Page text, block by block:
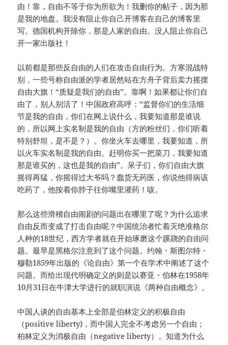
由！靠，自由不等于你为所欲为！我删你的帖子，因为那
是我的地盘。我没有阻止你自己开博客在自己的博客里
写。德国机构开除你，那是人家的自由。没人阻止你自己
开一家出版社！
以前都是那些反自由的人们在攻击自由行为。方寒混战特
别，一些号称自由派的学者居然站在方舟子背后卖力摇摆
自由大旗！“质疑是我们的自由”。靠啊！如果都让你们自
由了，别人别活了！中国政府高呼：“监督你们的生活细
节是我的自由，你们在网上说什么，我要知道那是谁说
的，所以网上实名制是我的自由（方的粉丝们，你们听着
特别舒坦，是不是？）。你坐火车去哪里，我要知道，所
以火车实名制是我的自由。赶明你买一把菜刀，我要知道
那是谁买的，这也是我的自由”。呆子们，你们自由大旗
摇得再猛，你摇得过大爷吗？蠢货无药医，你说他得病该
吃药了，他按着你脖子往你嘴里灌药！咳。
那么这些滑稽自由闹剧的问题出在哪里了呢？为什么追求
自由反而变成了打击自由呢？中国统治者忙着灭绝准格尔
人种的18世纪，西方学者就在开始琢磨这个蹊跷的自由问
题。最早是黑格尔注意到了这个问题。约翰・斯图尔特・
穆勒1859年出版的《论自由》第一个在学术中阐述了这个
问题。而给出现代明确定义的则是以赛亚・伯林在1958年
10月31日在牛津大学进行的就职演说《两种自由概念》。
中国人谈的自由基本上全部是伯林定义的积极自由
（positive liberty)，而中国人完全不考虑另一个自由；
柏林定义为消极自由（negative liberty）。知道为什么